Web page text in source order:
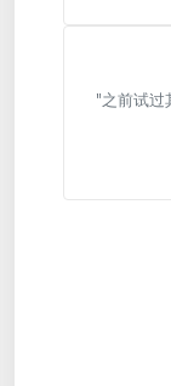
"之前试过